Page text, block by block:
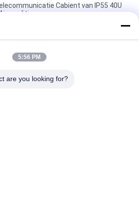
Cabient van IP55 40U
Weerbestendige de Elektronikadoos
Elektrokabinet 1500W AC220V
5:56 PM
are you looking for?